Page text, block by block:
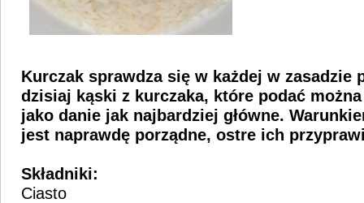
Kurczak sprawdza się w każdej w zasadzie
dzisiaj kąski z kurczaka, które podać
jako danie jak najbardziej główne.
jest naprawdę porządne, ostre ich
Składniki:
Ciasto